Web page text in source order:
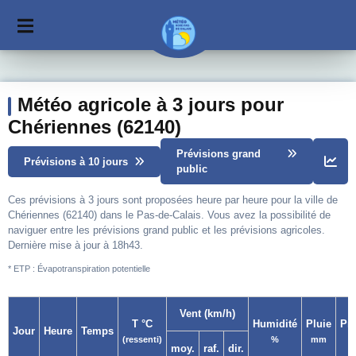
Météo agricole à 3 jours pour
Chériennes (62140)
Prévisions à 10 jours
Prévisions grand
public
Ces prévisions à 3 jours sont proposées heure par heure pour la ville de
Chériennes (62140) dans le Pas-de-Calais. Vous avez la possibilité de
naviguer entre les prévisions grand public et les prévisions agricoles.
Dernière mise à jour à 18h43.
* ETP : Évapotranspiration potentielle
Jour Heure Temps
T °C
(ressenti)
Vent (km/h)
Humidité
%
Pluie
mm
moy. raf. dir.